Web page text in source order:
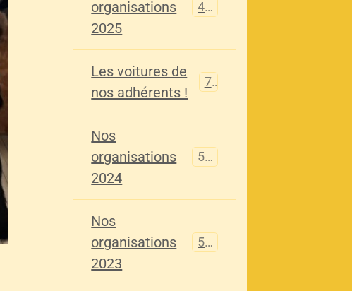
organisations
2025
405
Les voitures de
nos adhérents !
73
Nos
organisations
2024
587
Nos
organisations
2023
567